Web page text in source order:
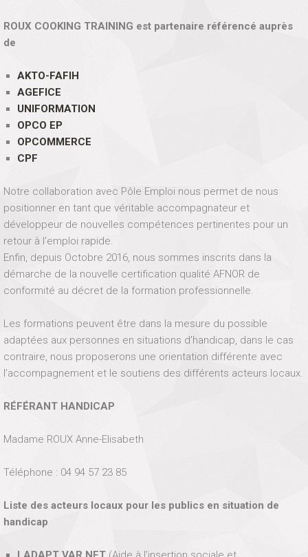
ROUX COOKING TRAINING est partenaire référencé auprès
de
AKTO-FAFIH
AGEFICE
UNIFORMATION
OPCO EP
OPCOMMERCE
CPF
Notre collaboration avec Pôle Emploi nous permet de nous
positionner en tant que véritable accompagnateur et
développeur de nouvelles compétences pertinentes pour un
retour à l’emploi rapide.
Enfin, depuis Octobre 2016, nous sommes inscrits dans la
démarche de la nouvelle certification qualité AFNOR de
conformité au décret de la formation professionnelle.
Les formations peuvent être dans la mesure du possible
adaptées aux personnes en situations d’handicap, dans le cas
contraire, nous proposerons une orientation différente avec
l’accompagnement et le soutiens des différents acteurs locaux.
RÉFÉRANT HANDICAP
Madame ROUX Anne-Elisabeth
Téléphone : 04 94 57 23 85
Liste des acteurs locaux pour les publics en situation de
handicap